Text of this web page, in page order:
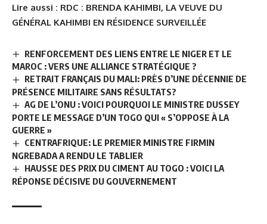
Lire aussi : RDC : BRENDA KAHIMBI, LA VEUVE DU
GÉNÉRAL KAHIMBI EN RÉSIDENCE SURVEILLÉE
RENFORCEMENT DES LIENS ENTRE LE NIGER ET LE
MAROC : VERS UNE ALLIANCE STRATÉGIQUE ?
RETRAIT FRANÇAIS DU MALI: PRÈS D’UNE DÉCENNIE DE
PRÉSENCE MILITAIRE SANS RÉSULTATS?
AG DE L’ONU : VOICI POURQUOI LE MINISTRE DUSSEY
PORTE LE MESSAGE D’UN TOGO QUI « S’OPPOSE À LA
GUERRE »
CENTRAFRIQUE: LE PREMIER MINISTRE FIRMIN
NGREBADA A RENDU LE TABLIER
HAUSSE DES PRIX DU CIMENT AU TOGO : VOICI LA
RÉPONSE DÉCISIVE DU GOUVERNEMENT